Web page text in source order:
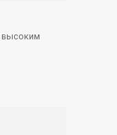
высоким